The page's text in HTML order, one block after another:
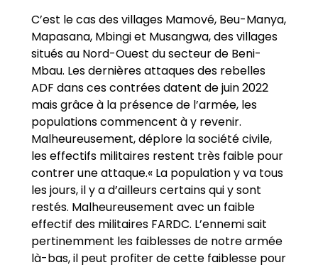
C’est le cas des villages Mamové, Beu-Manya,
Mapasana, Mbingi et Musangwa, des villages
situés au Nord-Ouest du secteur de Beni-
Mbau. Les dernières attaques des rebelles
ADF dans ces contrées datent de juin 2022
mais grâce à la présence de l’armée, les
populations commencent à y revenir.
Malheureusement, déplore la société civile,
les effectifs militaires restent très faible pour
contrer une attaque.« La population y va tous
les jours, il y a d’ailleurs certains qui y sont
restés. Malheureusement avec un faible
effectif des militaires FARDC. L’ennemi sait
pertinemment les faiblesses de notre armée
là-bas, il peut profiter de cette faiblesse pour